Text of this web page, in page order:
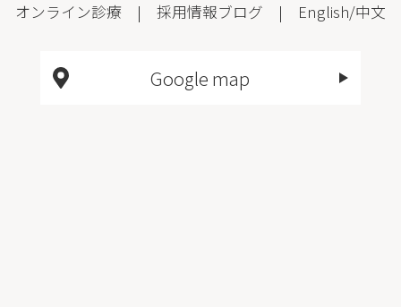
オンライン診療 | 採用情報ブログ | English/中文
Google map